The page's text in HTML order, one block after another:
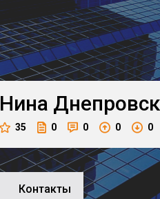
Нина
35 0 0 0 0
Контакты